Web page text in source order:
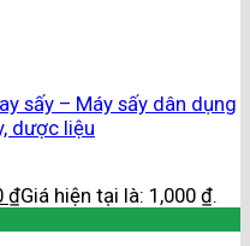
sấy – Máy sấy dân dụng
dược liệu
₫Giá hiện tại là: 1,000 ₫.